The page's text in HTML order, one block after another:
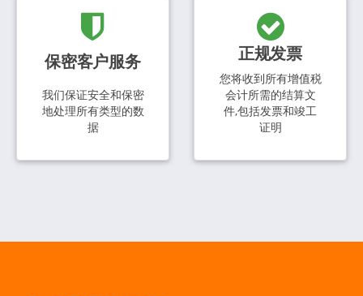
保密客户服务
我们保证安全和保密
地处理所有类型的数
据
正规发票
您将收到所有增值税
会计所需的结算文
件,包括发票和竣工
证明